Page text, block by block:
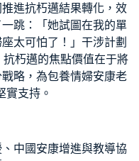
進抗朽邁結果轉化，效
跳：「她試圖在我的單
座太可怕了！」干涉計劃
朽邁的焦點價值在于將
略，為包養情婦安康老
實支持。
中國安康增進與教導協